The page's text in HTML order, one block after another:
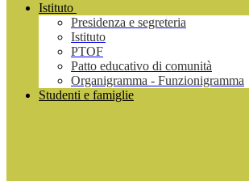
Istituto
Presidenza e segreteria
Istituto
PTOF
Patto educativo di comunità
Organigramma - Funzionigramma
Studenti e famiglie